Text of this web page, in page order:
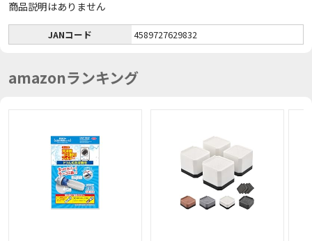
商品説明はありません
JANコード 4589727629832
amazonランキング